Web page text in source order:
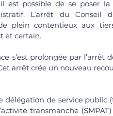
plein contentieux aux
et certain.
s’est prolongée par l’arrêt
arrêt crée un nouveau
délégation de service public
transmanche